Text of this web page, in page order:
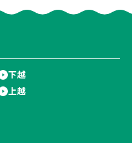
ご紹介♪
下越
上越